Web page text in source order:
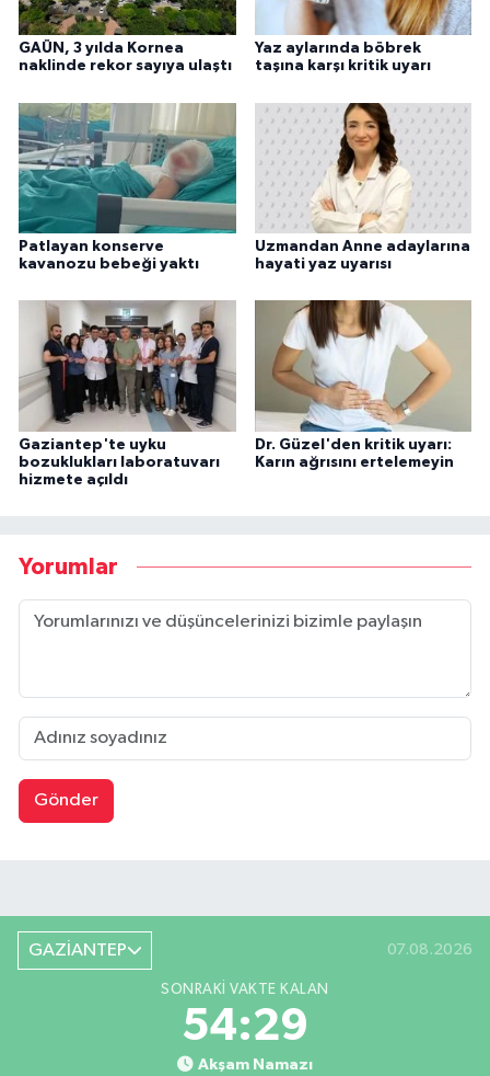
GAÜN, 3 yılda Kornea
naklinde rekor sayıya ulaştı
Yaz aylarında böbrek
taşına karşı kritik uyarı
Patlayan konserve
kavanozu bebeği yaktı
Uzmandan Anne adaylarına
hayati yaz uyarısı
Gaziantep'te uyku
bozuklukları laboratuvarı
hizmete açıldı
Dr. Güzel'den kritik uyarı:
Karın ağrısını ertelemeyin
Yorumlar
Gönder
GAZİANTEP 07.08.2026
SONRAKI VAKTE KALAN
54:28
Akşam Namazı